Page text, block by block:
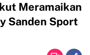
Meramaikan
Sanden Sport